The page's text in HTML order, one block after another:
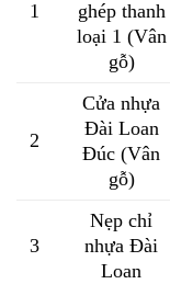
1
ghép thanh
loại 1 (Vân
gỗ)
2
Cửa nhựa
Đài Loan
Đúc (Vân
gỗ)
3
Nẹp chỉ
nhựa Đài
Loan